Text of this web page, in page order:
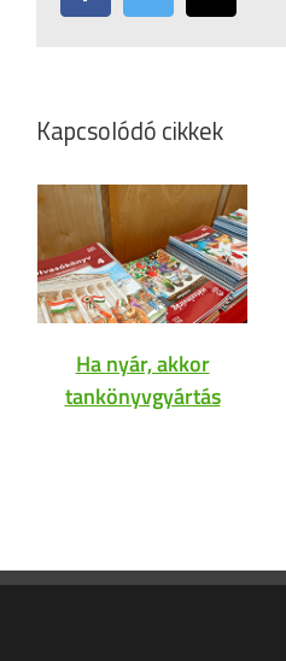
Kapcsolódó cikkek
Ha nyár, akkor
tankönyvgyártás